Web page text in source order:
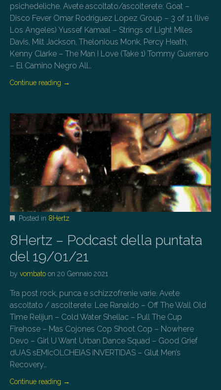
psichedeliche. Avete ascoltato/ascolterete: Goat –
Disco Fever Omar Rodriguez Lopez Group – 3 of 11 (live
Los Angeles) Yussef Kamaal – Strings of Light Miles
Davis, Milt Jackson, Thelonious Monk, Percy Heath,
Kenny Clarke – The Man I Love (Take 1) Tommy Guerrero
– El Camino Negro All…
Continue reading →
Posted in 8Hertz
8Hertz – Podcast della puntata
del 19/01/21
by vombato on 20 Gennaio 2021
Tra post rock, punca e schizzofrenie varie. Avete
ascoltato / ascolterete: Lee Ranaldo – Off The Wall Old
Time Relijun – Cold Water Shellac – Pull The Cup
Firehose – Mas Cojones Cop Shoot Cop – Nowhere
Devo – Girl U Want Urban Dance Squad – Good Grief
dUAS sEMIcOLCHEIAS iNVERTIDAS – Glut Men’s
Recovery…
Continue reading →